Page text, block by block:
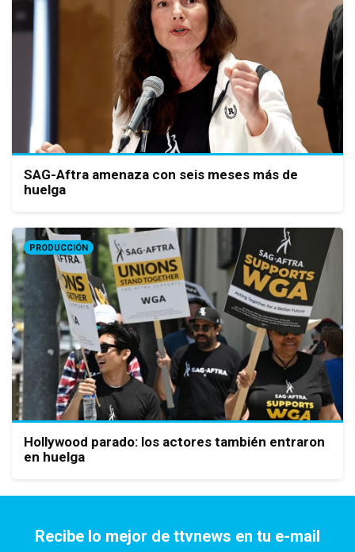
SAG-Aftra amenaza con seis meses más de
huelga
PRODUCCIÓN
Hollywood parado: los actores también entraron
en huelga
Recibe lo mejor de ttvnews en tu e-mail